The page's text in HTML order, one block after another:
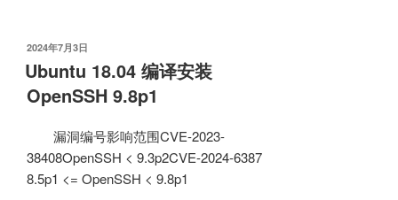
发
布
于
2024年7月3日
Ubuntu 18.04 编译安装
OpenSSH 9.8p1
漏洞编号影响范围CVE-2023-
38408OpenSSH < 9.3p2CVE-2024-6387
8.5p1 <= OpenSSH < 9.8p1